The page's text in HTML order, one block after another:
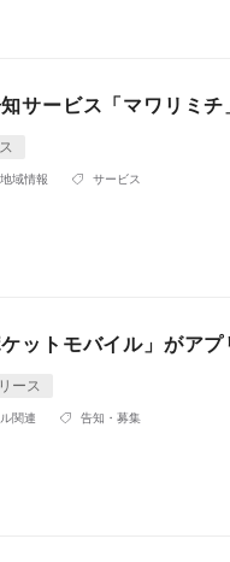
サービス「マワリミチ
域情報 サービス
ットモバイル」がア
ース
関連 告知・募集